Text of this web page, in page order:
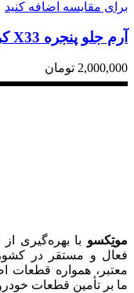
برای مقایسه اضافه کنید
آرم جلو پنجره X33 کراس
2,000,000 تومان
موتِکسو با بهره‌گیری
فعال و مستقر در کشور
معتبر، همواره قطعات
ما بر تأمین قطعات